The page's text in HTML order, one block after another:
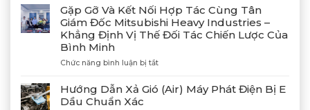
Giao
Thành
Công
4
Phát
MGS2300R
Gặp Gỡ Và Kết Nối Hợp Tác Cùng Tân
Giám Đốc Mitsubishi Heavy Industries –
Khẳng Định Vị Thế Đối Tác Chiến Lược Của
Bình Minh
Chức năng bình luận bị tắtở
Gỡ
Và
Hướng Dẫn Xả Gió (Air) Máy Phát Điện Bị E
Dầu Chuẩn Xác